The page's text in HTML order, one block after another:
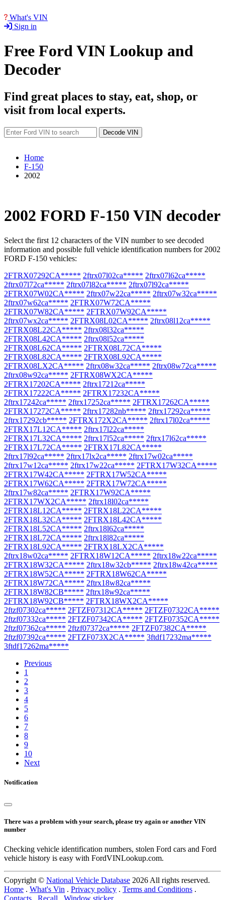
What's VIN
Sign in
Free Ford VIN Lookup and
Decoder
Find great places to stay, eat, shop, or
visit from local experts.
Decode VIN
Home
F-150
2002
2002 FORD F-150 VIN decoder
Select the first 12 characters of the VIN number to see decoded
information and possible full vehicle identification numbers for 2002
FORD F-150 vehicles:
2FTRX07292CA***** 2ftrx07l02ca***** 2ftrx07l62ca*****
2ftrx07l72ca***** 2ftrx07l82ca***** 2ftrx07l92ca*****
2FTRX07W02CA***** 2ftrx07w22ca***** 2ftrx07w32ca*****
2ftrx07w62ca***** 2FTRX07W72CA*****
2FTRX07W82CA***** 2FTRX07W92CA*****
2ftrx07wx2ca***** 2FTRX08L02CA***** 2ftrx08l12ca*****
2FTRX08L22CA***** 2ftrx08l32ca*****
2FTRX08L42CA***** 2ftrx08l52ca*****
2FTRX08L62CA***** 2FTRX08L72CA*****
2FTRX08L82CA***** 2FTRX08L92CA*****
2FTRX08LX2CA***** 2ftrx08w32ca***** 2ftrx08w72ca*****
2ftrx08w92ca***** 2FTRX08WX2CA*****
2FTRX17202CA***** 2ftrx17212ca*****
2FTRX17222CA***** 2FTRX17232CA*****
2ftrx17242ca***** 2ftrx17252ca***** 2FTRX17262CA*****
2FTRX17272CA***** 2ftrx17282nb***** 2ftrx17292ca*****
2ftrx17292cb***** 2FTRX172X2CA***** 2ftrx17l02ca*****
2FTRX17L12CA***** 2ftrx17l22ca*****
2FTRX17L32CA***** 2ftrx17l52ca***** 2ftrx17l62ca*****
2FTRX17L72CA***** 2FTRX17L82CA*****
2ftrx17l92ca***** 2ftrx17lx2ca***** 2ftrx17w02ca*****
2ftrx17w12ca***** 2ftrx17w22ca***** 2FTRX17W32CA*****
2FTRX17W42CA***** 2FTRX17W52CA*****
2FTRX17W62CA***** 2FTRX17W72CA*****
2ftrx17w82ca***** 2FTRX17W92CA*****
2FTRX17WX2CA***** 2ftrx18l02ca*****
2FTRX18L12CA***** 2FTRX18L22CA*****
2FTRX18L32CA***** 2FTRX18L42CA*****
2FTRX18L52CA***** 2ftrx18l62ca*****
2FTRX18L72CA***** 2ftrx18l82ca*****
2FTRX18L92CA***** 2FTRX18LX2CA*****
2ftrx18w02ca***** 2FTRX18W12CA***** 2ftrx18w22ca*****
2FTRX18W32CA***** 2ftrx18w32cb***** 2ftrx18w42ca*****
2FTRX18W52CA***** 2FTRX18W62CA*****
2FTRX18W72CA***** 2ftrx18w82ca*****
2FTRX18W82CB***** 2ftrx18w92ca*****
2FTRX18W92CB***** 2FTRX18WX2CA*****
2ftzf07302ca***** 2FTZF07312CA***** 2FTZF07322CA*****
2ftzf07332ca***** 2FTZF07342CA***** 2FTZF07352CA*****
2ftzf07362ca***** 2ftzf07372ca***** 2FTZF07382CA*****
2ftzf07392ca***** 2FTZF073X2CA***** 3ftdf17232ma*****
3ftdf17262ma*****
Previous
1
2
3
4
5
6
7
8
9
10
Next
Notification
There was a problem with your search, please try again or another VIN
number
Checking vehicle identification numbers, stolen Ford cars and Ford
vehicle history is easy with FordVINLookup.com.
Copyright © National Vehicle Database 2026 All rights reserved.
Home . What's Vin . Privacy policy . Terms and Conditions .